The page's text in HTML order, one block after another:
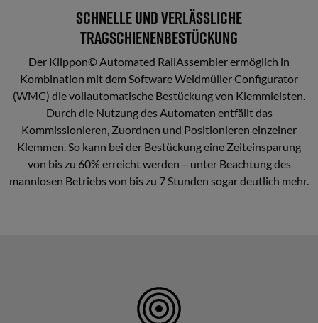
Komponenten-
Kommissionierung
Mechanische
Bearbeitung
Komponentenbestückung
Vollautomatische
Bestückung
Komponentenbeschriftung
Vollautomatische
Entdecken Sie unseren Klippon® Automated
Klippon® Automated RailLaser
Klippon® Connect S-Reihe
Klippon® Connect A-Reihe
Webinare
Schnelle und verlässliche
Tragschienenbestückung
Der Klippon© Automated RailAssembler ermöglich in
Kombination mit dem Software Weidmüller Configurator
(WMC) die vollautomatische Bestückung von Klemmleisten.
Durch die Nutzung des Automaten entfällt das
Kommissionieren, Zuordnen und Positionieren einzelner
Klemmen. So kann bei der Bestückung eine Zeiteinsparung
von bis zu 60% erreicht werden – unter Beachtung des
mannlosen Betriebs von bis zu 7 Stunden sogar deutlich mehr.